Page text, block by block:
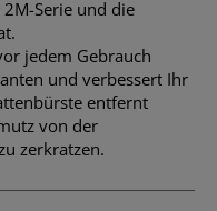
Serie und die
jedem Gebrauch
und verbessert Ihr
entfernt
von der
zerkratzen.